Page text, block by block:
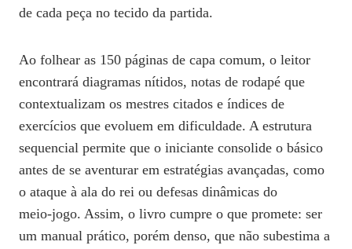
de cada peça no tecido da partida.
Ao folhear as 150 páginas de capa comum, o leitor
encontrará diagramas nítidos, notas de rodapé que
contextualizam os mestres citados e índices de
exercícios que evoluem em dificuldade. A estrutura
sequencial permite que o iniciante consolide o básico
antes de se aventurar em estratégias avançadas, como
o ataque à ala do rei ou defesas dinâmicas do
meio‑jogo. Assim, o livro cumpre o que promete: ser
um manual prático, porém denso, que não subestima a